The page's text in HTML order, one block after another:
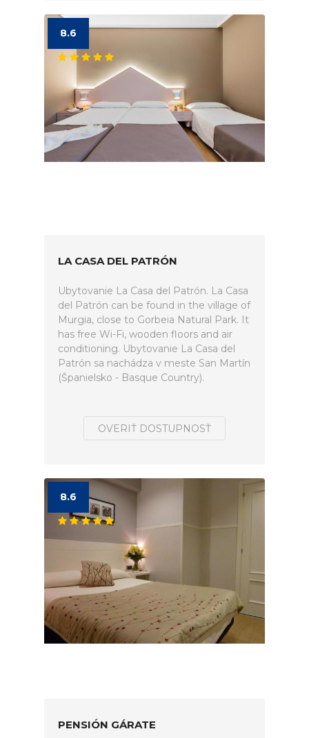
8.6
LA CASA DEL PATRÓN
Ubytovanie La Casa del Patrón. La Casa
del Patrón can be found in the village of
Murgia, close to Gorbeia Natural Park. It
has free Wi-Fi, wooden floors and air
conditioning. Ubytovanie La Casa del
Patrón sa nachádza v meste San Martín
(Španielsko - Basque Country).
OVERIŤ DOSTUPNOSŤ
8.6
PENSIÓN GÁRATE